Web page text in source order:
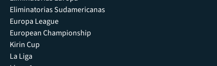
Eliminatorias Sudamericanas
Europa League
European Championship
Kirin Cup
La Liga